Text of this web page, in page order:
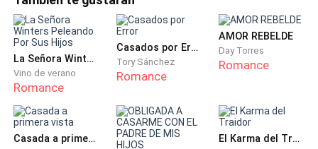
Luego, lo escuchó preguntar: “¿Qué decía el
informe?”.
Deirdre contuvo aún más fuerte su respiración.
Esperaba que pudiera engañarlo. “¡E-Está todo bien! Sí.
Ningún p-problema en absoluto”.
“Entonces explica tus náuseas en la mansión familiar”.
La Señora Winters Peleando Por Sus Hijos
Vino de verano
Romance
Casados por Error
Tory Sánchez
Romance
AMOR REBELDE
Day Torres
Romance
Casada a primera vista El Karma del Traidor